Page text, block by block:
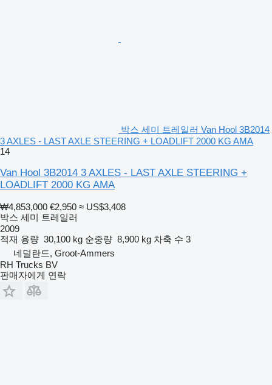
박스 세미 트레일러 Van Hool 3B2014
3 AXLES - LAST AXLE STEERING + LOADLIFT 2000 KG AMA
14
Van Hool 3B2014 3 AXLES - LAST AXLE STEERING +
LOADLIFT 2000 KG AMA
₩4,853,000 €2,950 ≈ US$3,408
박스 세미 트레일러
2009
적재 용량 30,100 kg 순중량 8,900 kg 차축 수 3
네덜란드, Groot-Ammers
RH Trucks BV
판매자에게 연락